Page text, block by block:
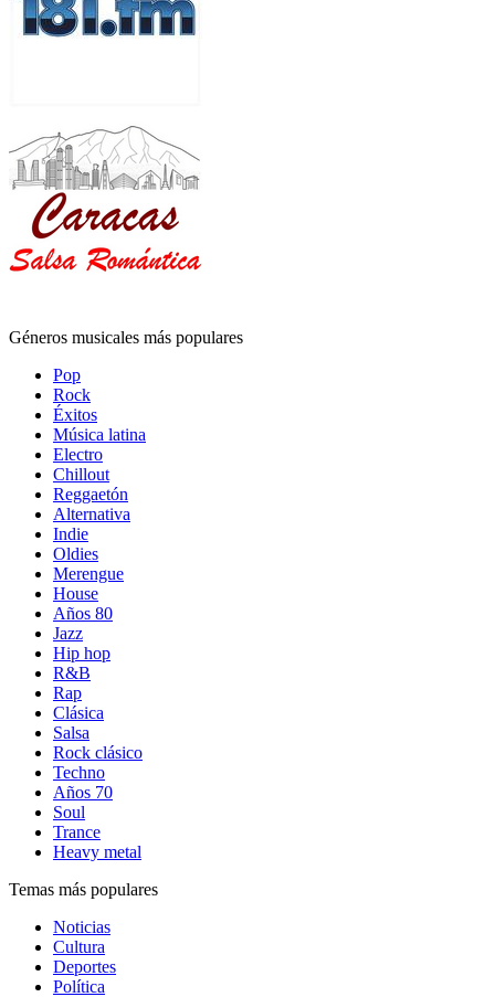
Géneros musicales más populares
Pop
Rock
Éxitos
Música latina
Electro
Chillout
Reggaetón
Alternativa
Indie
Oldies
Merengue
House
Años 80
Jazz
Hip hop
R&B
Rap
Clásica
Salsa
Rock clásico
Techno
Años 70
Soul
Trance
Heavy metal
Temas más populares
Noticias
Cultura
Deportes
Política